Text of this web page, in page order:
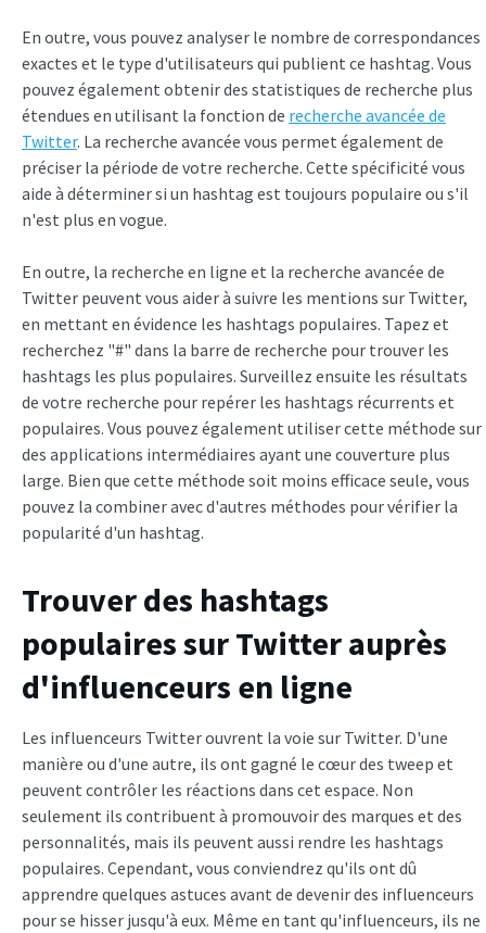
En outre, vous pouvez analyser le nombre de correspondances
exactes et le type d'utilisateurs qui publient ce hashtag. Vous
pouvez également obtenir des statistiques de recherche plus
étendues en utilisant la fonction de recherche avancée de
Twitter. La recherche avancée vous permet également de
préciser la période de votre recherche. Cette spécificité vous
aide à déterminer si un hashtag est toujours populaire ou s'il
n'est plus en vogue.
En outre, la recherche en ligne et la recherche avancée de
Twitter peuvent vous aider à suivre les mentions sur Twitter,
en mettant en évidence les hashtags populaires. Tapez et
recherchez "#" dans la barre de recherche pour trouver les
hashtags les plus populaires. Surveillez ensuite les résultats
de votre recherche pour repérer les hashtags récurrents et
populaires. Vous pouvez également utiliser cette méthode sur
des applications intermédiaires ayant une couverture plus
large. Bien que cette méthode soit moins efficace seule, vous
pouvez la combiner avec d'autres méthodes pour vérifier la
popularité d'un hashtag.
Trouver des hashtags
populaires sur Twitter auprès
d'influenceurs en ligne
Les influenceurs Twitter ouvrent la voie sur Twitter. D'une
manière ou d'une autre, ils ont gagné le cœur des tweep et
peuvent contrôler les réactions dans cet espace. Non
seulement ils contribuent à promouvoir des marques et des
personnalités, mais ils peuvent aussi rendre les hashtags
populaires. Cependant, vous conviendrez qu'ils ont dû
apprendre quelques astuces avant de devenir des influenceurs
pour se hisser jusqu'à eux. Même en tant qu'influenceurs, ils ne